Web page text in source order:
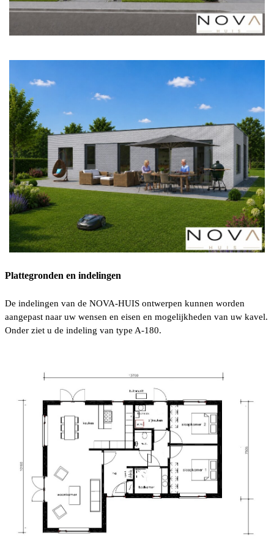
Plattegronden en indelingen
De indelingen van de NOVA-HUIS ontwerpen kunnen worden
aangepast naar uw wensen en eisen en mogelijkheden van uw kavel.
Onder ziet u de indeling van type A-180.